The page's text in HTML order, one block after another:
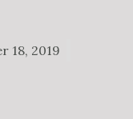
18, 2019